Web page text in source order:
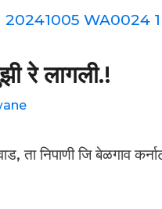
रे लागली.!
ता निपाणी जि बेळगाव